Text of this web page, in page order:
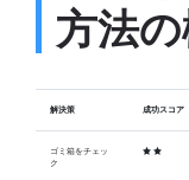
方法
解決策 成功スコア
ゴミ箱をチェッ
ク